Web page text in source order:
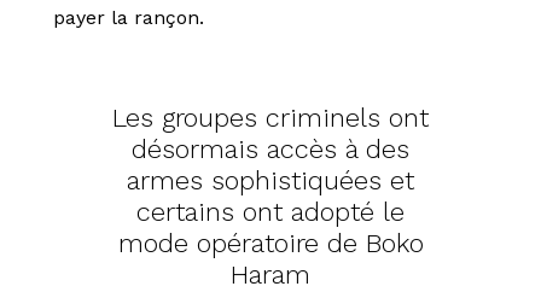
payer la rançon.
Les groupes criminels ont
désormais accès à des
armes sophistiquées et
certains ont adopté le
mode opératoire de Boko
Haram